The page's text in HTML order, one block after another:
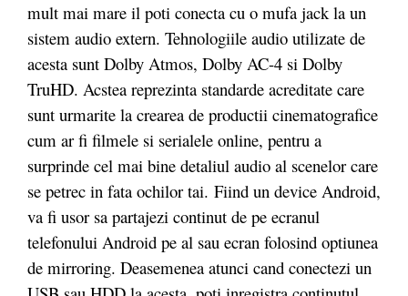
mult mai mare il poti conecta cu o mufa jack la un
sistem audio extern. Tehnologiile audio utilizate de
acesta sunt Dolby Atmos, Dolby AC-4 si Dolby
TruHD. Acstea reprezinta standarde acreditate care
sunt urmarite la crearea de productii cinematografice
cum ar fi filmele si serialele online, pentru a
surprinde cel mai bine detaliul audio al scenelor care
se petrec in fata ochilor tai. Fiind un device Android,
va fi usor sa partajezi continut de pe ecranul
telefonului Android pe al sau ecran folosind optiunea
de mirroring. Deasemenea atunci cand conectezi un